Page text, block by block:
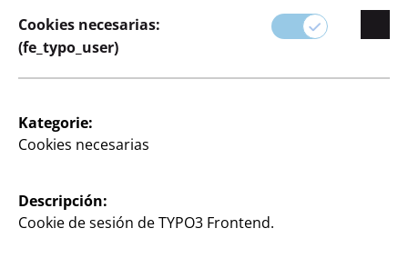
aprox. 13 x20,6 cm, por
Cookies necesarias:
(fe_typo_user)
Kategorie:
Cookies necesarias
Descripción:
Cookie de sesión de TYPO3 Frontend.